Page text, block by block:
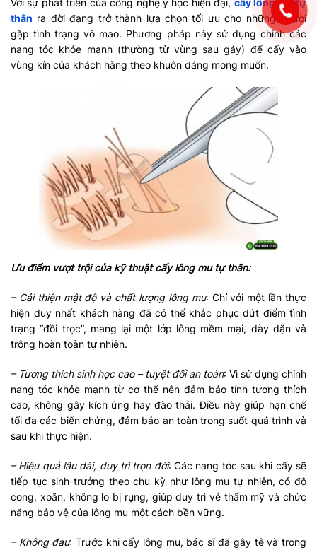
Với sự phát triển của công nghệ y học hiện đại, cấy lông mu tự
thân ra đời đang trở thành lựa chọn tối ưu cho những người
gặp tình trạng vô mao. Phương pháp này sử dụng chính các
nang tóc khỏe mạnh (thường từ vùng sau gáy) để cấy vào
vùng kín của khách hàng theo khuôn dáng mong muốn.
Ưu điểm vượt trội của kỹ thuật cấy lông mu tự thân:
– Cải thiện mật độ và chất lượng lông mu: Chỉ với một lần thực
hiện duy nhất khách hàng đã có thể khắc phục dứt điểm tình
trạng “đồi trọc”, mang lại một lớp lông mềm mại, dày dặn và
trông hoàn toàn tự nhiên.
– Tương thích sinh học cao – tuyệt đối an toàn: Vì sử dụng chính
nang tóc khỏe mạnh từ cơ thể nên đảm bảo tính tương thích
cao, không gây kích ứng hay đào thải. Điều này giúp hạn chế
tối đa các biến chứng, đảm bảo an toàn trong suốt quá trình và
sau khi thực hiện.
– Hiệu quả lâu dài, duy trì trọn đời: Các nang tóc sau khi cấy sẽ
tiếp tục sinh trưởng theo chu kỳ như lông mu tự nhiên, có độ
cong, xoăn, không lo bị rụng, giúp duy trì vẻ thẩm mỹ và chức
năng bảo vệ của lông mu một cách bền vững.
– Không đau: Trước khi cấy lông mu, bác sĩ đã gây tê và trong